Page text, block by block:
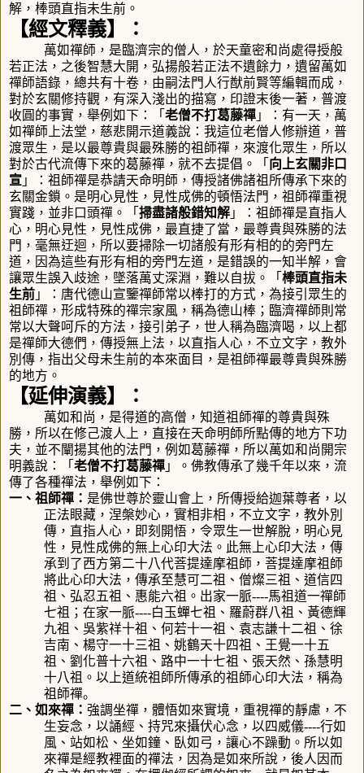
解，棒頭直指未生前。
【經文釋義】 ：
萬如禪師，是臨濟宗的僧人，於天童密和尚處得授般
若正法，之後智慧大開，弘揚般若正法不遺餘力，遺留萬如
禪師語錄，總共有十卷，由嗣法門人行猷前賢等編輯而成，
對於玄關修持觀，有深入淺出的描寫， 印證末後一著，普渡
收圓的事實， 舉例如下：「 老僧不打葛藤禪 」： 有一天，萬
如禪師上法堂，慈悲開示道義說：我這位老僧人修辦道，普
渡眾生，是以最尊貴與最殊勝的祖師禪，來渡化眾生，所以
對於古代流傳下來的葛藤禪，就不去提倡。「 向上玄關非口
宣 」： 祖師禪是恭請天命明師，傳授諸佛諸祖所傳承下來的
玄關金鎖。是明心見性，見性成佛的頓悟法門，祖師禪重視
實踐，並非口頭禪。「 掃盡諸般錯知解 」： 祖師禪是直指人
心，明心見性，見性成佛，最直捷了當，最尊貴與殊勝的法
門，毫無迂迴，所以要掃除一切諸般有形有相的的旁門左
道，因為這些有形有相的旁門左道，是錯誤的一知半解，會
讓眾生誤入歧途，墜落萬丈深淵，難以自拔。「 棒頭直指未
生前 」： 唐代德山宣鑒禪師常以棒打的方式，為接引眾生的
祖師禪，形成特殊的禪宗家風，稱為德山棒；臨濟禪師則常
常以大聲呵斥的方法，接引弟子，世人稱為臨濟喝，以上都
是禪師大德們，傳授無上法，以直指人心，不立文字，教外
別傳 ， 指出父母未生前的本來面目，是祖師禪最尊貴與殊勝
的地方。
【延伸演義】 ：
萬如和尚，是得道的高僧，知道祖師禪的尊貴與殊
勝，所以在修己渡人上，直接在天命明師所點傳的地方下功
夫，並不闡揚其他的法門，例如葛藤禪，所以萬如和尚開宗
明義說：「 老僧不打葛藤禪 」 。 佛教傳承了幾千年以來，流
傳了各種禪法，舉例如下：
一、祖師禪： 是佛世尊於靈山會上，所傳授給迦葉尊者，以
正法眼藏，涅槃妙心，實相非相，不立文字，教外別
傳，直指人心，即刻開悟，令眾生一世解脫，明心見
性，見性成佛的無上心印大法。此無上心印大法，傳
承到了西方第二十八代菩提達摩祖師，菩提達摩祖師
將此心印大法，傳承至慧可二祖、僧燦三祖、道信四
祖、弘忍五祖、惠能六祖。出家一脈----馬祖道一禪師
七祖；在家一脈----白玉蟬七祖、羅蔚群八祖、黃德輝
九祖、吳紫祥十祖、何若十一祖、袁志謙十二祖、徐
吉南、楊守一十三祖、姚鶴天十四祖、王覺一十五
祖、劉化普十六祖、路中一十七祖、張天然、孫慧明
十八祖。以上道統祖師所傳承的祖師心印大法，稱為
祖師禪。
二、如來禪： 強調坐禪，體悟如來實境，重視禪的靜慮，不
生妄念，以誦經、持咒來攝伏心念，以四威儀----行如
風、站如松、坐如鐘、臥如弓，讓心不躁動。所以如
來禪是經教裡面的禪法，因為是如來所說，後人因而